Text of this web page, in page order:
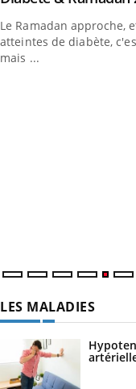
Le Ramadan approche,
atteintes de diabète,
mais ...
LES MALADIES